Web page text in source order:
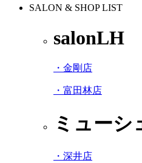
SALON & SHOP LIST
salonLH
・金剛店
・富田林店
ミューシ
・深井店